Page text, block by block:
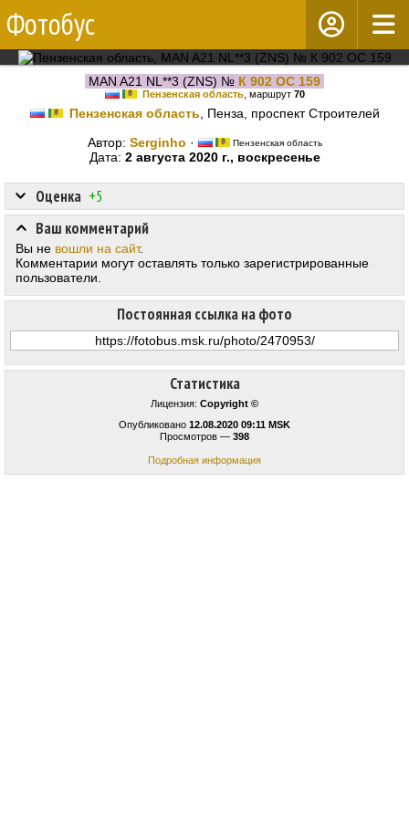
Фотобус
MAN A21 NL**3 (ZNS) № К 902 ОС 159
Пензенская область, маршрут 70
Пензенская область , Пенза, проспект Строителей
Автор: Serginho · Пензенская область
Дата: 2 августа 2020 г., воскресенье
Статистика
Лицензия: Copyright ©
Опубликовано 12.08.2020 09:11 MSK
Просмотров — 398
Подробная информация
Оценка +5
Постоянная ссылка на фото
Ваш комментарий
Вы не вошли на сайт.
Комментарии могут оставлять только зарегистрированные
пользователи.